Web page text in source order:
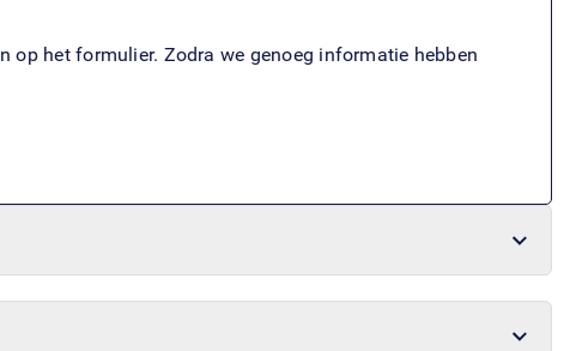
op het formulier. Zodra we genoeg informatie hebben